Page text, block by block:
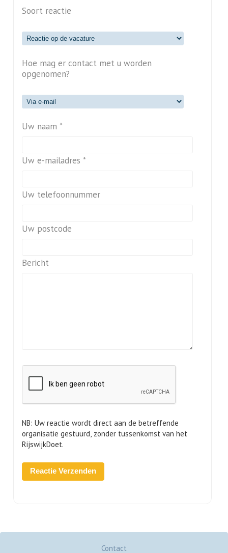
Soort reactie
Hoe mag er contact met u worden
opgenomen?
Uw naam *
Uw e-mailadres *
Uw telefoonnummer
Uw postcode
Bericht
NB: Uw reactie wordt direct aan de betreffende
organisatie gestuurd, zonder tussenkomst van het
RijswijkDoet.
Contact